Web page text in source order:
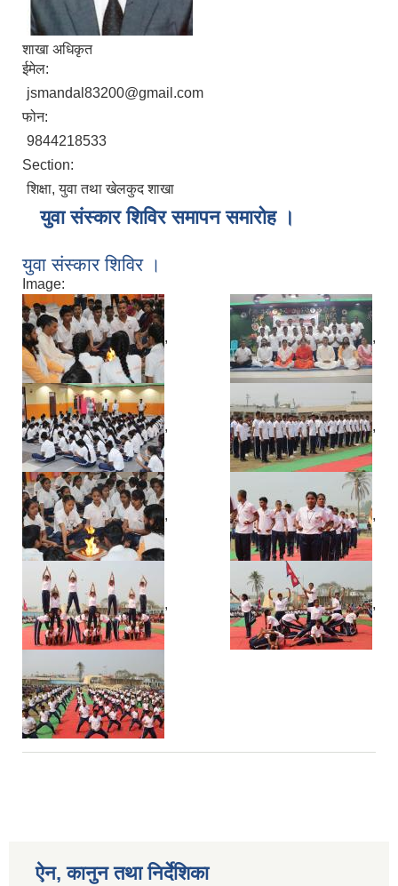
शाखा अधिकृत
ईमेल:
jsmandal83200@gmail.com
फोन:
9844218533
Section:
शिक्षा, युवा तथा खेलकुद शाखा
युवा संस्कार शिविर समापन समारोह ।
युवा संस्कार शिविर ।
Image:
, ,
, ,
, ,
, ,
ऐन, कानुन तथा निर्देशिका